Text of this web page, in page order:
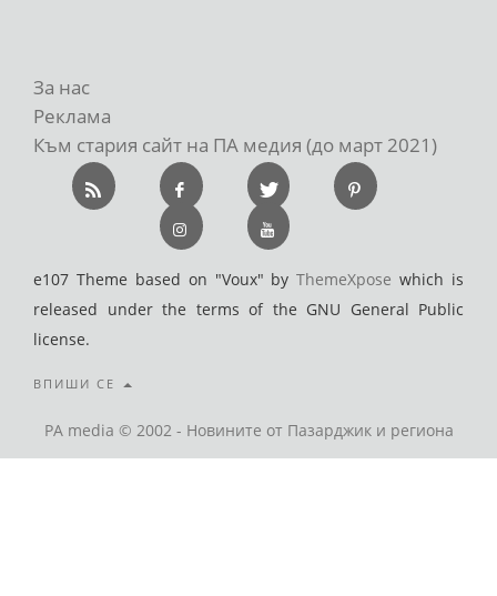
За нас
Реклама
Към стария сайт на ПА медия (до март 2021)
e107 Theme based on "Voux" byThemeXpose which is
released under the terms of the GNU General Public
license.
ВПИШИ СЕ
PA media © 2002 - Новините от Пазарджик и региона